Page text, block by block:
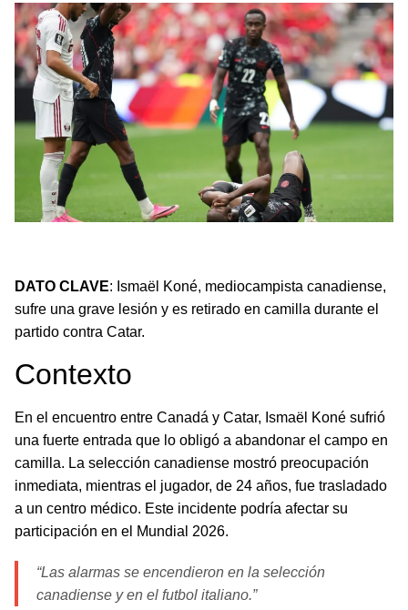
DATO CLAVE: Ismaël Koné, mediocampista canadiense,
sufre una grave lesión y es retirado en camilla durante el
partido contra Catar.
Contexto
En el encuentro entre Canadá y Catar, Ismaël Koné sufrió
una fuerte entrada que lo obligó a abandonar el campo en
camilla. La selección canadiense mostró preocupación
inmediata, mientras el jugador, de 24 años, fue trasladado
a un centro médico. Este incidente podría afectar su
participación en el Mundial 2026.
“Las alarmas se encendieron en la selección
canadiense y en el futbol italiano.”